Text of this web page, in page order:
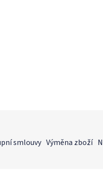
d
smlouvy Výměna zboží